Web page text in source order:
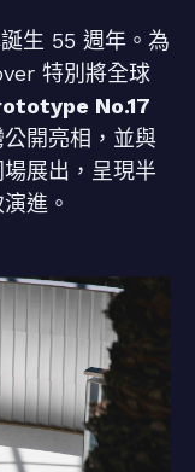
生 55 週年。為
特別將全球
No.17
開亮相，並與
場展出，呈現半
進。